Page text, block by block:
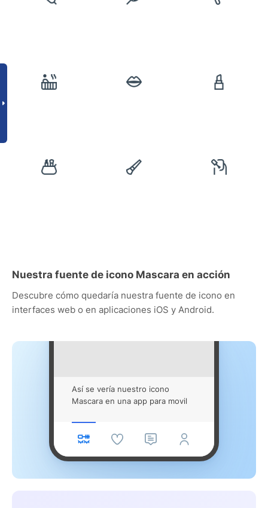
Nuestra fuente de icono Mascara en acción
Descubre cómo quedaría nuestra fuente de icono en
interfaces web o en aplicaciones iOS y Android.
Así se vería nuestro icono
Mascara en una app para movil